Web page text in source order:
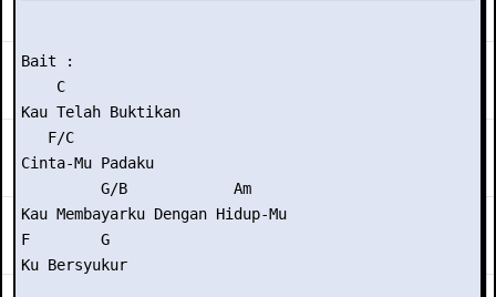
Bait :
    C
Kau Telah Buktikan
   F/C
Cinta-Mu Padaku
         G/B            Am
Kau Membayarku Dengan Hidup-Mu
F        G
Ku Bersyukur